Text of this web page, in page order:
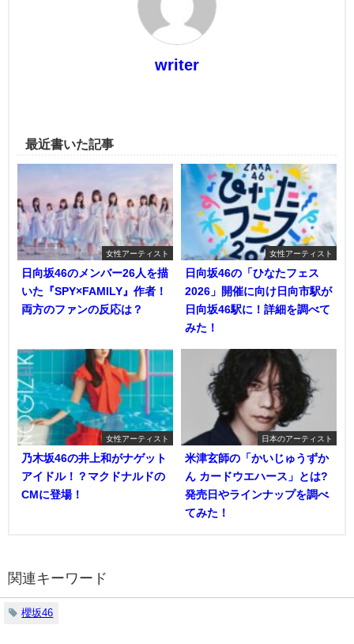
writer
最近書いた記事
女性アーティスト
日向坂46のメンバー26人を描
いた『SPY×FAMILY』作者！
両方のファンの反応は？
女性アーティスト
日向坂46の「ひなたフェス
2026」開催に向け日向市駅が
日向坂46駅に！詳細を調べて
みた！
女性アーティスト
乃木坂46の井上和がナゲット
アイドル！？マクドナルドの
CMに登場！
日本のアーティスト
米津玄師の「かいじゅうずか
ん カードウエハース」とは?
発売日やラインナップを調べ
てみた！
関連キーワード
櫻坂46